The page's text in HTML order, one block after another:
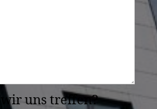
uns treffen?